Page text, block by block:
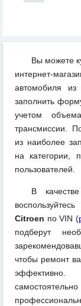
Вы можете
интернет-
автомобиля
заполнить
учетом
трансмиссии.
из наиболее
на категории,
пользователей.
В
Citroen по VIN (
подберут
чтобы ремонт